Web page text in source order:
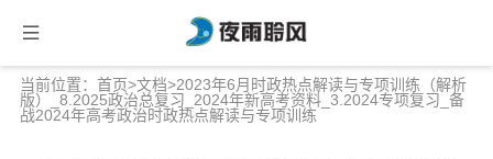
当前位置： 首页>文档>2023年6月时政热点解读与专项训练（解析
版）_8.2025政治总复习_2024年新高考资料_3.2024专项复习_备
战2024年高考政治时政热点解读与专项训练